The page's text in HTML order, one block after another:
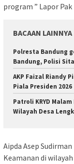
program ” Lapor
BACAAN LAINNYA
Polresta Bandung
Bandung, Polisi
AKP Faizal Riandy
Piala Presiden 2026
Patroli KRYD
Wilayah Desa
Aipda Asep
Keamanan di